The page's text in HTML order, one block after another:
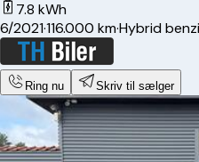
7.8 kWh
6/2021·116.000 km·Hybrid
Ring nu Skriv til sælger